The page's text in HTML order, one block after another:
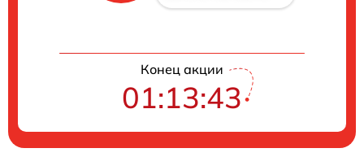
Конец акции
01:13:43